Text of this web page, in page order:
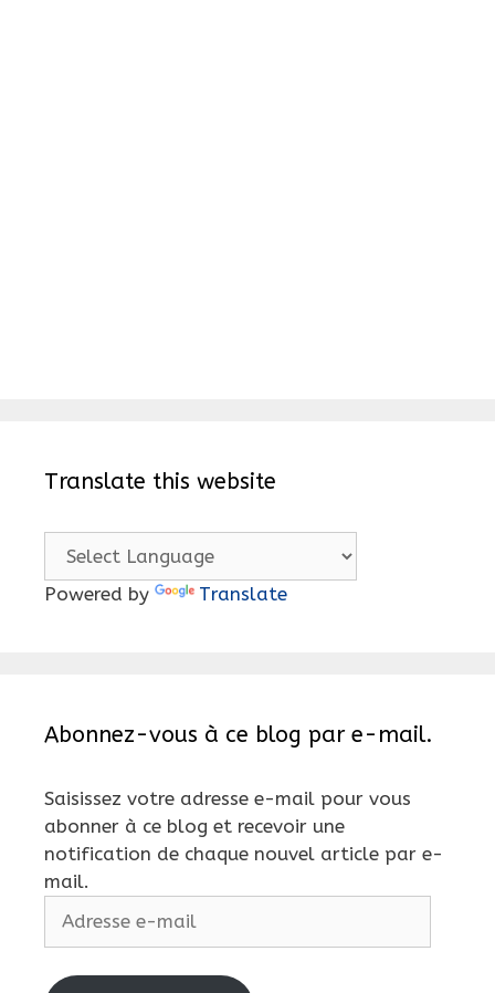
Translate this website
Powered by Translate
Abonnez-vous à ce blog par e-mail.
Saisissez votre adresse e-mail pour vous
abonner à ce blog et recevoir une
notification de chaque nouvel article par e-
mail.
e-